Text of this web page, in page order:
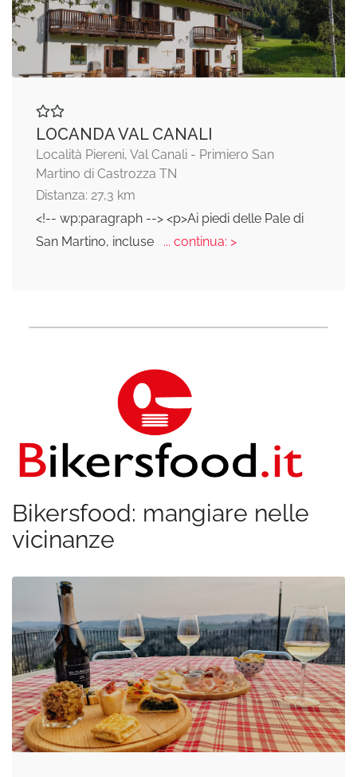
LOCANDA VAL CANALI
Località Piereni, Val Canali - Primiero San
Martino di Castrozza TN
Distanza: 27,3 km
<!-- wp:paragraph --> <p>Ai piedi delle Pale di
San Martino, incluse
... continua: >
Bikersfood: mangiare nelle
vicinanze